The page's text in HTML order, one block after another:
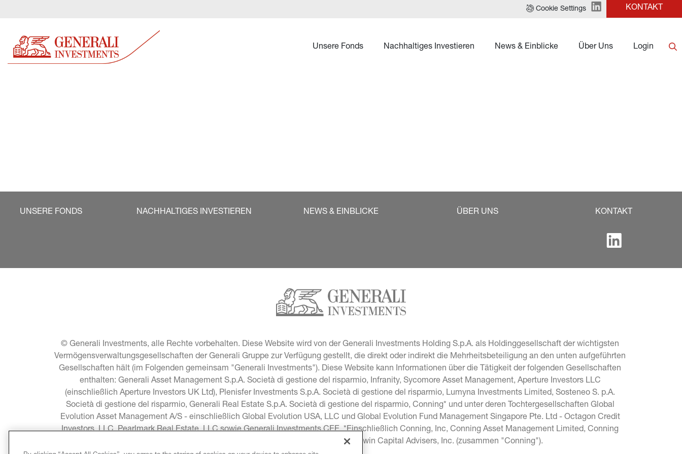
Cookie Settings KONTAKT
Unsere Fonds Nachhaltiges Investieren News & Einblicke Über Uns Login
UNSERE FONDS NACHHALTIGES INVESTIEREN NEWS & EINBLICKE ÜBER UNS KONTAKT
© Generali Investments, alle Rechte vorbehalten. Diese Website wird von der Generali Investments Holding S.p.A. als Holdinggesellschaft der wichtigsten
Vermögensverwaltungsgesellschaften der Generali Gruppe zur Verfügung gestellt, die direkt oder indirekt die Mehrheitsbeteiligung an den unten aufgeführten
Gesellschaften hält (im Folgenden gemeinsam "Generali Investments"). Diese Website kann Informationen über die Tätigkeit der folgenden Gesellschaften
enthalten: Generali Asset Management S.p.A. Società di gestione del risparmio, Infranity, Sycomore Asset Management, Aperture Investors LLC
(einschließlich Aperture Investors UK Ltd), Plenisfer Investments S.p.A. Società di gestione del risparmio, Lumyna Investments Limited, Sosteneo S. p.A.
Società di gestione del risparmio, Generali Real Estate S.p.A. Società di gestione del risparmio, Conning* und unter deren Tochtergesellschaften Global
Evolution Asset Management A/S - einschließlich Global Evolution USA, LLC und Global Evolution Fund Management Singapore Pte. Ltd - Octagon Credit
Investors, LLC, Pearlmark Real Estate, LLC sowie Generali Investments CEE. *Einschließlich Conning, Inc, Conning Asset Management Limited, Conning
Asia Pacific Limited, Conning Investment Products, Inc, Goodwin Capital Advisers, Inc. (zusammen "Conning").